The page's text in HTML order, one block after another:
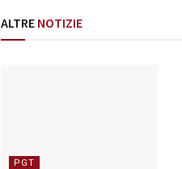
ALTRE NOTIZIE
PGT